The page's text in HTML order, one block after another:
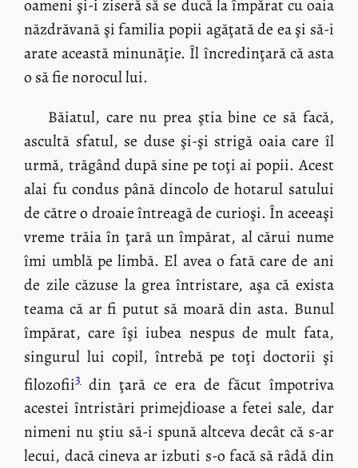
oameni şi-i ziseră să se ducă la împărat cu oaia
năzdrăvană şi familia popii agăţată de ea şi să-i
arate această minunăţie. Îl încredinţară că asta
o să fie norocul lui.
Băiatul, care nu prea ştia bine ce să facă,
ascultă sfatul, se duse şi-şi strigă oaia care îl
urmă, trăgând după sine pe toţi ai popii. Acest
alai fu condus până dincolo de hotarul satului
de către o droaie întreagă de curioşi. În aceeaşi
vreme trăia în ţară un împărat, al cărui nume
îmi umblă pe limbă. El avea o fată care de ani
de zile căzuse la grea întristare, aşa că exista
teama că ar fi putut să moară din asta. Bunul
împărat, care îşi iubea nespus de mult fata,
singurul lui copil, întrebă pe toţi doctorii şi
filozofii3din ţară ce era de făcut împotriva
acestei întristări primejdioase a fetei sale, dar
nimeni nu ştiu să-i spună altceva decât că s-ar
lecui, dacă cineva ar izbuti s-o facă să râdă din